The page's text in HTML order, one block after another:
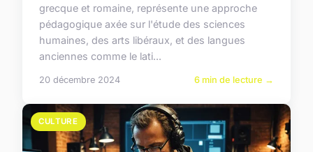
grecque et romaine, représente une approche
pédagogique axée sur l'étude des sciences
humaines, des arts libéraux, et des langues
anciennes comme le lati...
20 décembre 2024 6 min de lecture →
CULTURE